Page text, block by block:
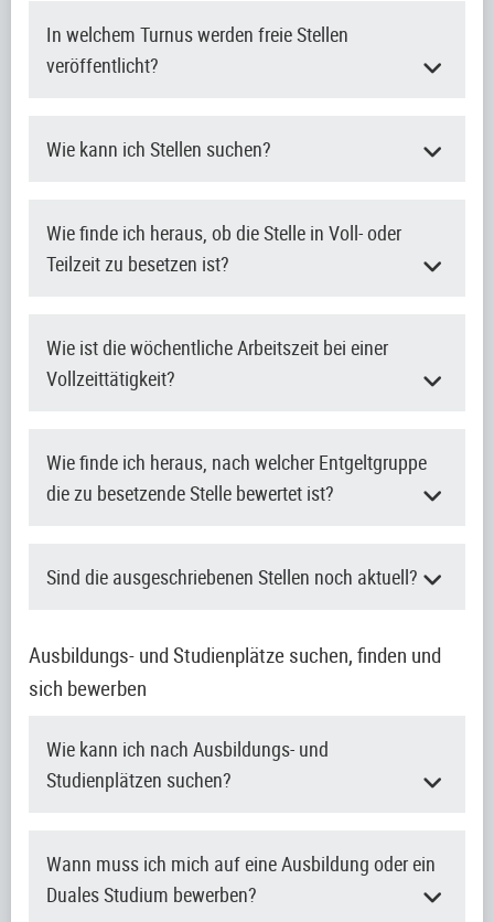
In welchem Turnus werden freie Stellen
veröffentlicht?
Wie kann ich Stellen suchen?
Wie finde ich heraus, ob die Stelle in Voll- oder
Teilzeit zu besetzen ist?
Wie ist die wöchentliche Arbeitszeit bei einer
Vollzeittätigkeit?
Wie finde ich heraus, nach welcher Entgeltgruppe
die zu besetzende Stelle bewertet ist?
Sind die ausgeschriebenen Stellen noch aktuell?
Ausbildungs- und Studienplätze suchen, finden und
sich bewerben
Wie kann ich nach Ausbildungs- und
Studienplätzen suchen?
Wann muss ich mich auf eine Ausbildung oder ein
Duales Studium bewerben?